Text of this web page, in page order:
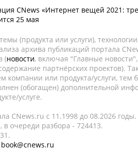
CNews «Интернет вещей 2021:
25 мая
(продукта или услуги),
архива публикаций портала
(новости, включая "Главные новости",
партнёрских проектов).
компании или продукта/услуги, тем
(обогащен) дополнительной
услуге.
CNews.ru c 11.1998 до 08.2026 годы.
очереди разбора - 724413.
book@cnews.ru